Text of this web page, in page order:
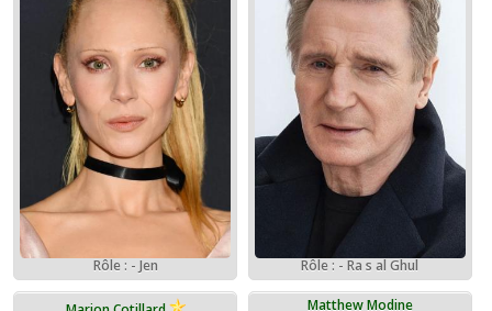
Rôle : - Jen Rôle : - Ra s al Ghul
Matthew Modine